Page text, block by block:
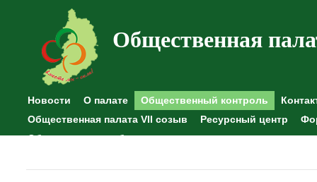
Общественная
Новости О палате Общественный контроль
Общественная палата VII созыв
Ресурсный центр
Общественные наблюдения